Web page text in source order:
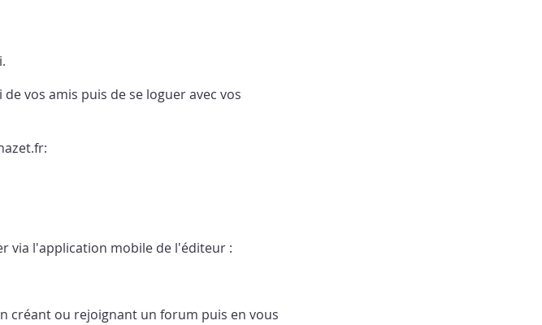
vos amis puis de se loguer avec vos
via l'application mobile de l'éditeur :
créant ou rejoignant un forum puis en vous